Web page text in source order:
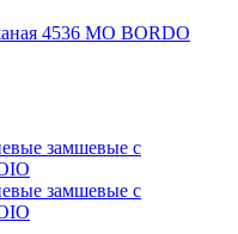
4536 MO BORDO